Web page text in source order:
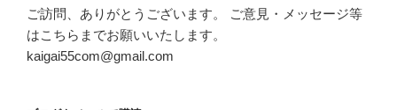
ご訪問、ありがとうございます。 ご意見・メッセージ等
はこちらまでお願いいたします。
kaigai55com@gmail.com